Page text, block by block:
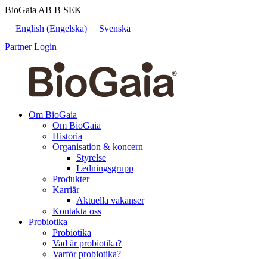
BioGaia AB B SEK
English (Engelska)
Svenska
Partner Login
Om BioGaia
Om BioGaia
Historia
Organisation & koncern
Styrelse
Ledningsgrupp
Produkter
Karriär
Aktuella vakanser
Kontakta oss
Probiotika
Probiotika
Vad är probiotika?
Varför probiotika?